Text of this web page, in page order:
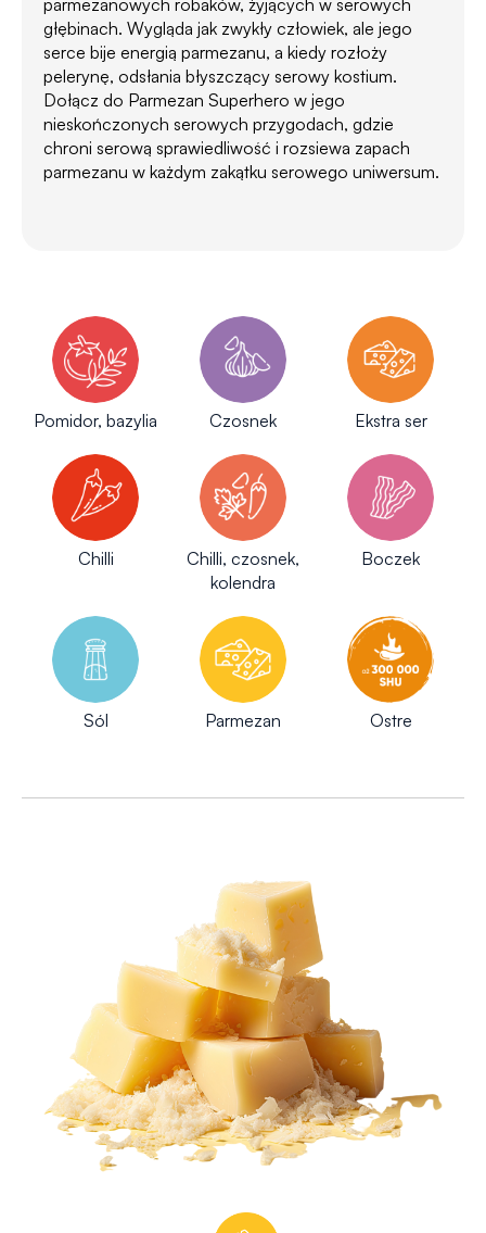
głębinach. Wygląda jak zwykły człowiek, ale jego
serce bije energią parmezanu, a kiedy rozłoży
pelerynę, odsłania błyszczący serowy kostium.
Dołącz do Parmezan Superhero w jego
nieskończonych serowych przygodach, gdzie
chroni serową sprawiedliwość i rozsiewa zapach
parmezanu w każdym zakątku serowego uniwersum.
Pomidor, bazylia Czosnek Ekstra ser
Chilli
Chilli, czosnek,
kolendra
Boczek
Sól Parmezan Ostre